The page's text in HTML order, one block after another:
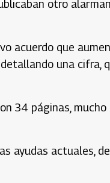
otro
acuerdo que
una cifra,
34 páginas,
ayudas actuales,